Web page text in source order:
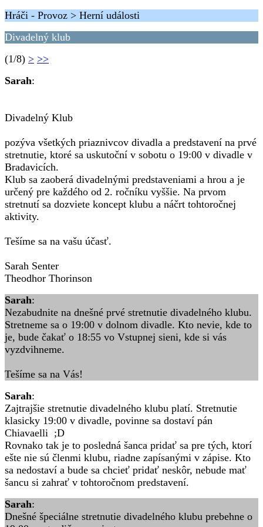
Hráči - Provoz > Herní události
Divadelný klub
(1/8) > >>
Sarah:
Divadelný Klub
pozýva všetkých priaznivcov divadla a predstavení na prvé
stretnutie, ktoré sa uskutoční v sobotu o 19:00 v divadle v
Bradavicích.
Klub sa zaoberá divadelnými predstaveniami a hrou a je
určený pre každého od 2. ročníku vyššie. Na prvom
stretnutí sa dozviete koncept klubu a náčrt tohtoročnej
aktivity.
Tešíme sa na vašu účasť.
Sarah Senter
Theodhor Thorinson
Sarah:
Nezabudnite na dnešné prvé stretnutie divadelného klubu.
Stretneme sa o 19:00 v dolnom divadle. Kto nevie, kde to
je, bude čakať o 18:55 vo Vstupnej sieni, kde si vás
vyzdvihneme.
Tešíme sa na Vás!
Sarah:
Zajtrajšie stretnutie divadelného klubu platí. Stretnutie
klasicky 19:00 v divadle, povinne sa dostaví pán
Chiavaelli ;D
Rovnako tak je to posledná šanca pridať sa pre tých, ktorí
ešte nie sú členmi klubu, riadne zapísanými v zápise. Kto
sa nedostaví a bude sa chcieť pridať neskôr, nebude mať
šancu si zahrať v tohtoročnom predstavení.
Sarah:
Dnešné špeciálne stretnutie divadelného klubu prebehne o